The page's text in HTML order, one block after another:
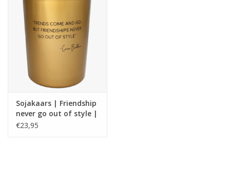
Relatiegeschenken & Bedankjes
Huisparfums
Merken
Sojakaars | Friendship
never go out of style |
Carrie Bradshaw | My
€23,95